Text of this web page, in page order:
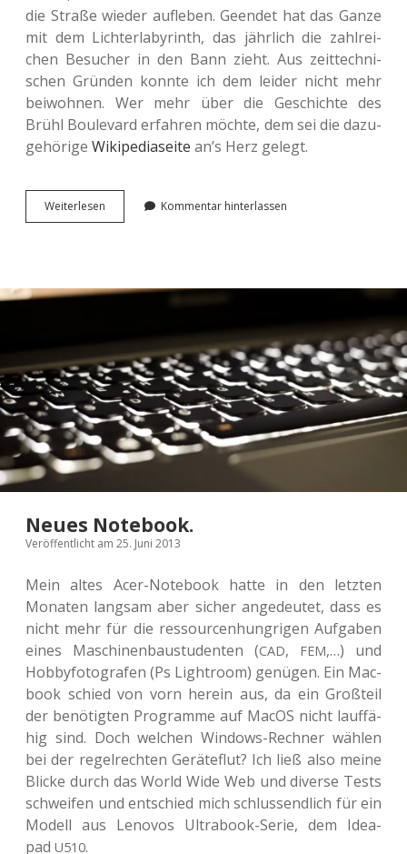
die Straße wieder auf­le­ben. Geen­det hat das Ganze
mit dem Lich­t­er­la­by­rinth, das jähr­lich die zahl­rei­
chen Besu­cher in den Bann zieht. Aus zeit­tech­ni­
schen Grün­den konnte ich dem leider nicht mehr
bei­woh­nen. Wer mehr über die Geschich­te des
Brühl Bou­le­vard erfah­ren möchte, dem sei die dazu­
ge­hö­ri­ge Wiki­pe­dia­sei­te an’s Herz gelegt.
Wei­ter­le­sen
Brühl lebt!
Kommentar hinterlassen
Neues Notebook.
Veröffentlicht am 25. Juni 2013
Mein altes Acer-Note­book hatte in den letz­ten
Mona­ten lang­sam aber sicher ange­deu­tet, dass es
nicht mehr für die res­sour­cen­hung­ri­gen Auf­ga­ben
eines Maschi­nen­bau­stu­den­ten (CAD, FEM,…) und
Hob­by­fo­to­gra­fen (Ps Ligh­t­room) genü­gen. Ein Mac­
book schied von vorn herein aus, da ein Groß­teil
der benö­tig­ten Pro­gram­me auf MacOS nicht lauf­fä­
hig sind. Doch wel­chen Win­dows-Rech­ner wählen
bei der regel­rech­ten Gerä­te­flut? Ich ließ also meine
Blicke durch das World Wide Web und diver­se Tests
schwei­fen und ent­schied mich schluss­end­lich für ein
Modell aus Leno­vos Ultra­book-Serie, dem Ide­a­
pad U510.